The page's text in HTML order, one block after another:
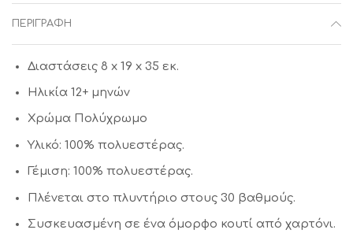
ΠΕΡΙΓΡΑΦΉ
Διαστάσεις 8 x 19 x 35 εκ.
Ηλικία 12+ μηνών
Χρώμα Πολύχρωμo
Υλικό: 100% πολυεστέρας.
Γέμιση: 100% πολυεστέρας.
Πλένεται στο πλυντήριο στους 30 βαθμούς.
Συσκευασμένη σε ένα όμορφο κουτί από χαρτόνι.